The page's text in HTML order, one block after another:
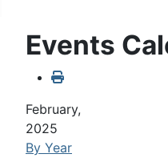
Events
February,
2025
By Year